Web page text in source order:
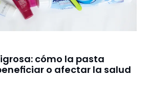
cómo la pasta
o afectar la salud